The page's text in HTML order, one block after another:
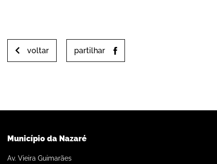
voltar partilhar
Município da Nazaré
Av. Vieira Guimarães